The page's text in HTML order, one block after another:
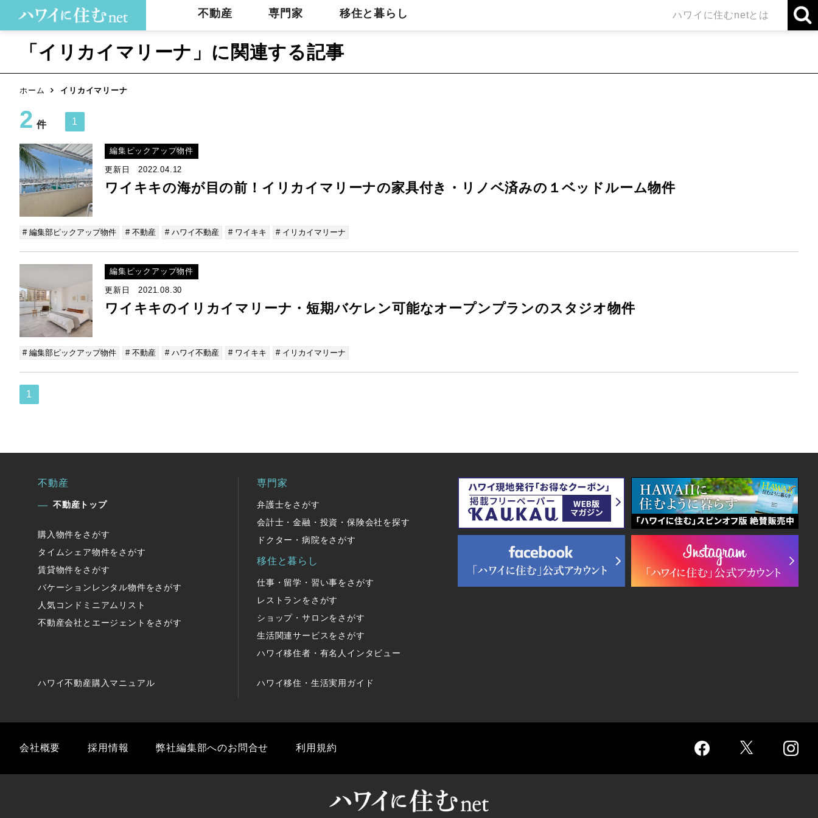
不動産 専門家 移住と暮らし ハワイに住むnetとは
「イリカイマリーナ」に関連する記事
ホーム イリカイマリーナ
2 件 1
編集ピックアップ物件
更新日 2022.04.12
ワイキキの海が目の前！イリカイマリーナの家具付き・リノベ済みの１ベッドルーム物件
# 編集部ピックアップ物件 # 不動産 # ハワイ不動産 # ワイキキ # イリカイマリーナ
編集ピックアップ物件
更新日 2021.08.30
ワイキキのイリカイマリーナ・短期バケレン可能なオープンプランのスタジオ物件
# 編集部ピックアップ物件 # 不動産 # ハワイ不動産 # ワイキキ # イリカイマリーナ
1
不動産
不動産トップ
購入物件をさがす
タイムシェア物件をさがす
賃貸物件をさがす
バケーションレンタル物件をさがす
人気コンドミニアムリスト
不動産会社とエージェントをさがす
ハワイ不動産購入マニュアル
専門家
弁護士をさがす
会計士・金融・投資・保険会社を探す
ドクター・病院をさがす
移住と暮らし
仕事・留学・習い事をさがす
レストランをさがす
ショップ・サロンをさがす
生活関連サービスをさがす
ハワイ移住者・有名人インタビュー
ハワイ移住・生活実用ガイド
会社概要 採用情報 弊社編集部へのお問合せ 利用規約